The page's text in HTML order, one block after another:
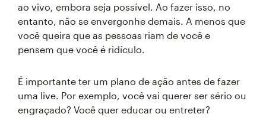
ao vivo, embora seja possível. Ao fazer isso, no
entanto, não se envergonhe demais. A menos que
você queira que as pessoas riam de você e
pensem que você é ridículo.
É importante ter um plano de ação antes de fazer
uma live. Por exemplo, você vai querer ser sério ou
engraçado? Você quer educar ou entreter?